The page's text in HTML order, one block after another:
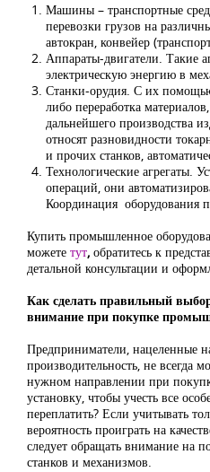
Машины – транспортные
перевозки грузов на
автокран, конвейер
Аппараты-двигатели. Такие
электрическую энергию в
Станки-орудия. С их
либо переработка
дальнейшего производства
относят разновидности
и прочих станков,
Технологические агрегаты.
операций, они
Координация оборудования
Купить промышленное
можете тут, обратитесь к
детальной консультации и
Как сделать правильный
внимание при покупке
Предприниматели, нацеленные
производительность, не всегда
нужном направлении при
установку, чтобы учесть все
переплатить? Если учитывать
вероятность проиграть на
следует обращать внимание на
станков и механизмов.